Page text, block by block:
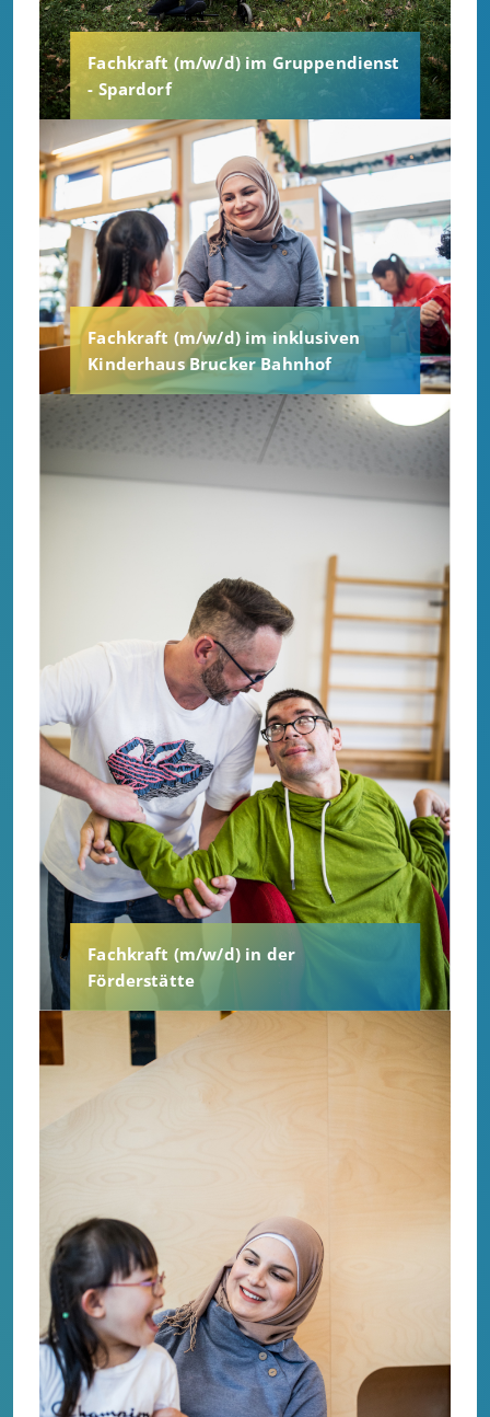
Fachkraft (m/w/d) im Gruppendienst
- Spardorf
Fachkraft (m/w/d) im inklusiven
Kinderhaus Brucker Bahnhof
Fachkraft (m/w/d) in der
Förderstätte